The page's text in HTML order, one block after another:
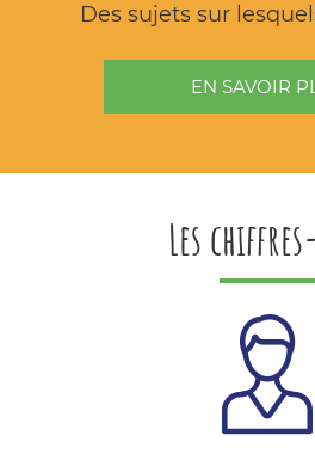
Des sujets sur
EN SAVOIR
Les